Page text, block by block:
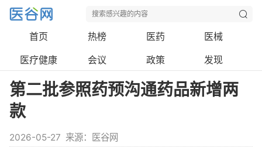
首页 热榜 医药
医械
医疗健康
会议 政策 发现
第二批参照药预沟通药品新增两
款
2026-05-27 来源：医谷网